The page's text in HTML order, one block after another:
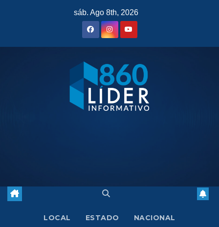
sáb. Ago 8th, 2026
LOCAL ESTADO NACIONAL